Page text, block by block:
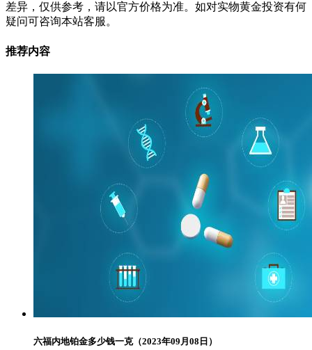
差异，仅供参考，请以官方价格为准。如对实物黄金投资有何
疑问可咨询本站客服。
推荐内容
六福内地铂金多少钱一克（2023年09月08日）